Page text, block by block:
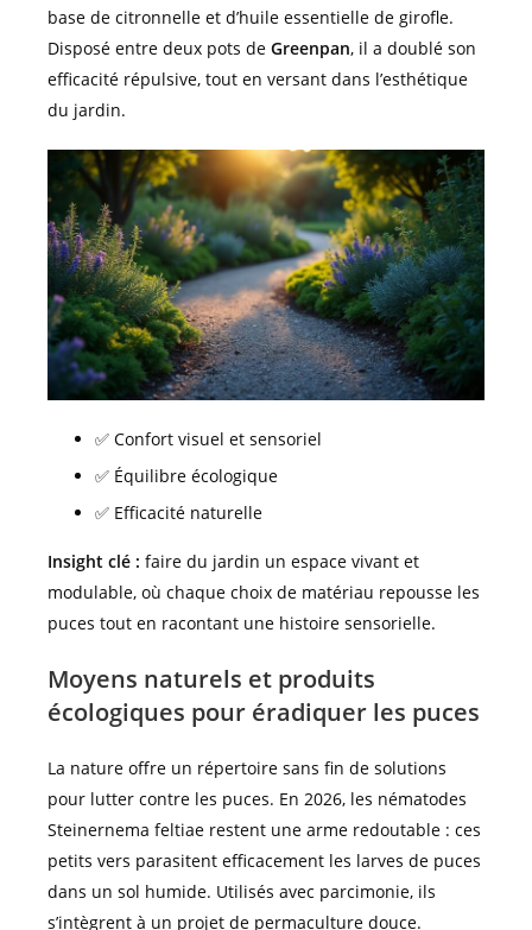
base de citronnelle et d’huile essentielle de girofle.
Disposé entre deux pots de Greenpan, il a doublé son
efficacité répulsive, tout en versant dans l’esthétique
du jardin.
✅ Confort visuel et sensoriel
✅ Équilibre écologique
✅ Efficacité naturelle
Insight clé : faire du jardin un espace vivant et
modulable, où chaque choix de matériau repousse les
puces tout en racontant une histoire sensorielle.
Moyens naturels et produits
écologiques pour éradiquer les puces
La nature offre un répertoire sans fin de solutions
pour lutter contre les puces. En 2026, les nématodes
Steinernema feltiae restent une arme redoutable : ces
petits vers parasitent efficacement les larves de puces
dans un sol humide. Utilisés avec parcimonie, ils
s’intègrent à un projet de permaculture douce.